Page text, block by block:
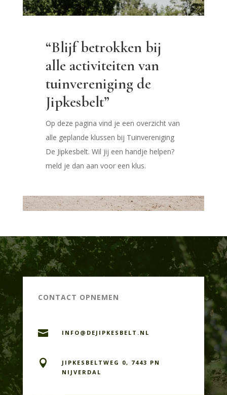
“Blijf betrokken bij
alle activiteiten van
tuinvereniging de
Jipkesbelt”
Op deze pagina vind je een overzicht van
alle geplande klussen bij Tuinvereniging
De Jipkesbelt. Wil jij een handje helpen?
meld je dan aan voor een klus.
CONTACT OPNEMEN
 INFO@DEJIPKESBELT.NL

JIPKESBELTWEG 0, 7443 PN
NIJVERDAL